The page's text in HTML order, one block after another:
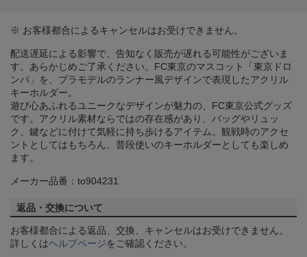
※ お客様都合によるキャンセルはお受けできません。
配送遅延による影響で、告知なく販売が遅れる可能性がございま
す。あらかじめご了承ください。FC東京のマスコット「東京ドロ
ンパ」を、プラモデルのランナー風デザインで表現したアクリル
キーホルダー。
遊び心あふれるユニークなデザインが魅力の、FC東京公式グッズ
です。アクリル素材ならではの存在感があり、バッグやリュッ
ク、鍵などに付けて気軽に持ち歩けるアイテム。観戦時のアクセ
ントとしてはもちろん、普段使いのキーホルダーとしても楽しめ
ます。
メーカー品番：to904231
返品・交換について
お客様都合による返品、交換、キャンセルはお受けできません。
詳しくはヘルプページをご確認ください。